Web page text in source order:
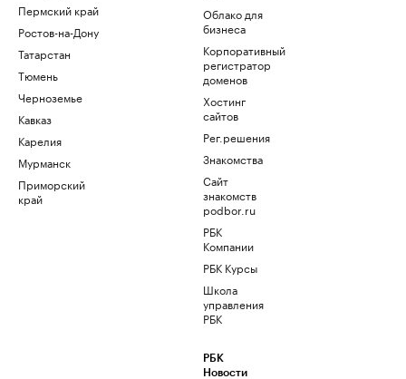
Пермский край
Ростов-на-Дону
Татарстан
Тюмень
Черноземье
Кавказ
Карелия
Мурманск
Приморский
край
Облако для
бизнеса
Корпоративный
регистратор
доменов
Хостинг
сайтов
Рег.решения
Знакомства
Сайт
знакомств
podbor.ru
РБК
Компании
РБК Курсы
Школа
управления
РБК
РБК
Новости